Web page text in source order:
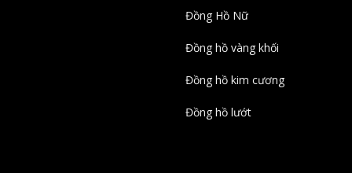
Đồng Hồ Nữ
Đồng hồ vàng khối
Đồng hồ kim cương
Đồng hồ lướt